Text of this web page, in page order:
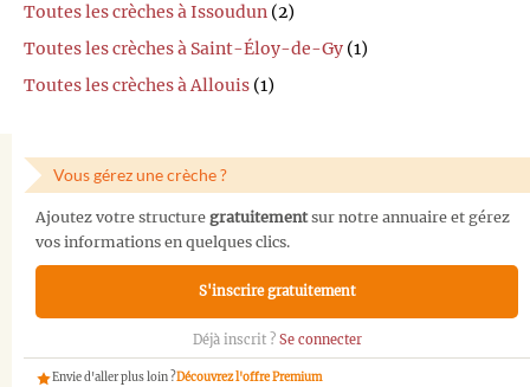
Toutes les crèches à Issoudun (2)
Toutes les crèches à Saint-Éloy-de-Gy (1)
Toutes les crèches à Allouis (1)
Vous gérez une crèche ?
Ajoutez votre structure gratuitementsur notre annuaire et gérez
vos informations en quelques clics.
S'inscrire gratuitement
Déjà inscrit ? Se connecter
Envie d'aller plus loin ?Découvrez l'offre Premium